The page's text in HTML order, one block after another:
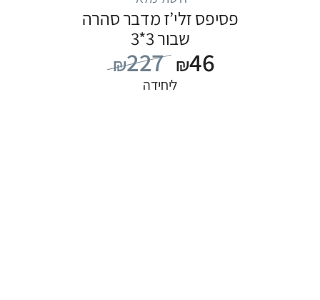
פסיפס זלי’ז מדבר סהרה
שבור 3*3
₪227 ₪46
ליחידה